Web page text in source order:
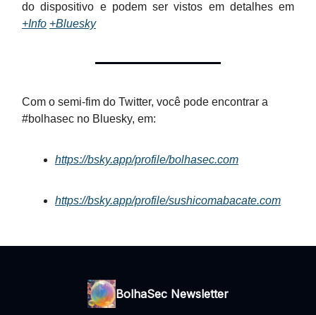
do dispositivo e podem ser vistos em detalhes em
+Info +Bluesky
Com o semi-fim do Twitter, você pode encontrar a
#bolhasec no Bluesky, em:
https://bsky.app/profile/bolhasec.com
https://bsky.app/profile/sushicomabacate.com
BolhaSec Newsletter